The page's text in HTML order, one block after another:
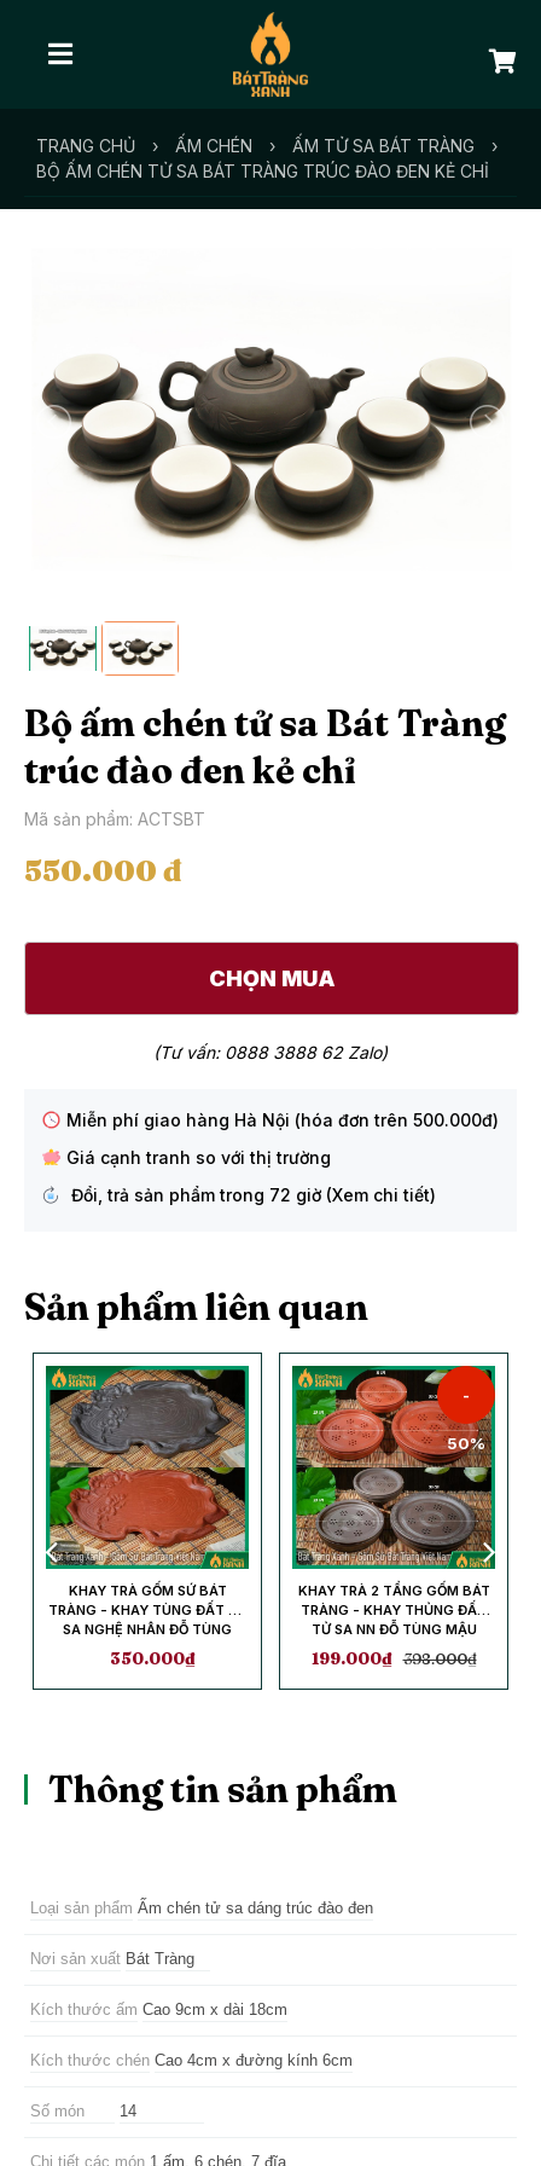
TRANG CHỦ › ẤM CHÉN › ẤM TỬ SA BÁT TRÀNG
›
BỘ ẤM CHÉN TỬ SA BÁT TRÀNG TRÚC ĐÀO ĐEN KẺ CHỈ
Bộ ấm chén tử sa Bát Tràng
trúc đào đen kẻ chỉ
Mã sản phẩm: ACTSBT
550.000 đ
CHỌN MUA
(Tư vấn: 0888 3888 62 Zalo)
Miễn phí giao hàng Hà Nội (hóa đơn trên 500.000đ)
Giá cạnh tranh so với thị trường
Đổi, trả sản phẩm trong 72 giờ (Xem chi tiết)
Sản phẩm liên quan
KHAY TRÀ GỐM SỨ BÁT
TRÀNG - KHAY TÙNG ĐẤT TỬ
SA NGHỆ NHÂN ĐỖ TÙNG
MẬU
350.000₫
-
50%
KHAY TRÀ 2 TẦNG GỐM BÁT
TRÀNG - KHAY THỦNG ĐẤT
TỬ SA NN ĐỖ TÙNG MẬU
199.000₫ 398.000₫
Thông tin sản phẩm
Loại sản phẩm Ấm chén tử sa dáng trúc đào đen
Nơi sản xuất Bát Tràng
Kích thước ấm Cao 9cm x dài 18cm
Kích thước chén Cao 4cm x đường kính 6cm
Số món 14
Chi tiết các món 1 ấm, 6 chén, 7 đĩa